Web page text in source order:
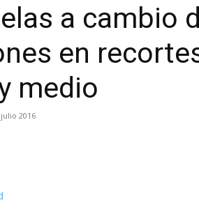
a cambio
en
medio
2016